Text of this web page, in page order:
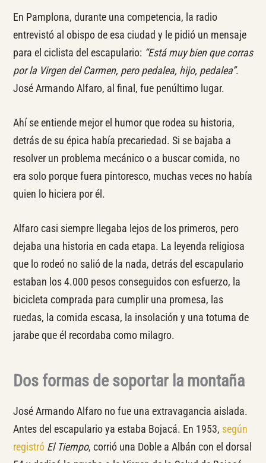
En Pamplona, durante una competencia, la radio
entrevistó al obispo de esa ciudad y le pidió un mensaje
para el ciclista del escapulario: “Está muy bien que corras
por la Virgen del Carmen, pero pedalea, hijo, pedalea”.
José Armando Alfaro, al final, fue penúltimo lugar.
Ahí se entiende mejor el humor que rodea su historia,
detrás de su épica había precariedad. Si se bajaba a
resolver un problema mecánico o a buscar comida, no
era solo porque fuera pintoresco, muchas veces no había
quien lo hiciera por él.
Alfaro casi siempre llegaba lejos de los primeros, pero
dejaba una historia en cada etapa. La leyenda religiosa
que lo rodeó no salió de la nada, detrás del escapulario
estaban los 4.000 pesos conseguidos con esfuerzo, la
bicicleta comprada para cumplir una promesa, las
ruedas, la comida escasa, la insolación y una totuma de
jarabe que él recordaba como milagro.
Dos formas de soportar la montaña
José Armando Alfaro no fue una extravagancia aislada.
Antes del escapulario ya estaba Bojacá. En 1953, según
registró El Tiempo, corrió una Doble a Albán con el dorsal